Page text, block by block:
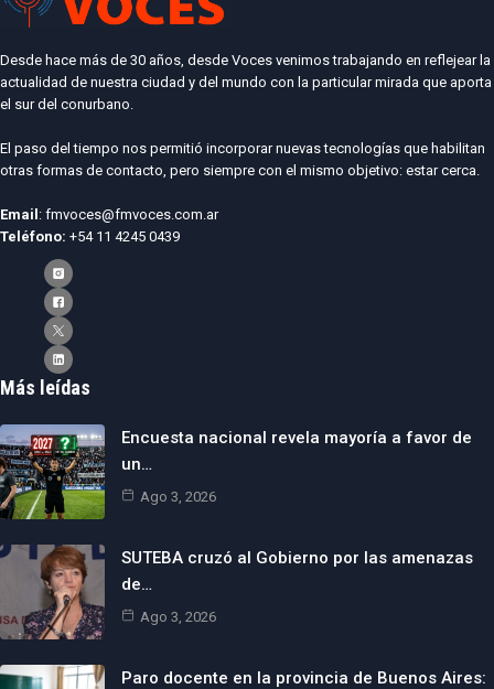
Desde hace más de 30 años, desde Voces venimos trabajando en reflejear la
actualidad de nuestra ciudad y del mundo con la particular mirada que aporta
el sur del conurbano.
El paso del tiempo nos permitió incorporar nuevas tecnologías que habilitan
otras formas de contacto, pero siempre con el mismo objetivo: estar cerca.
Email: fmvoces@fmvoces.com.ar
Teléfono: +54 11 4245 0439
Más leídas
Encuesta nacional revela mayoría a favor de
un…
Ago 3, 2026
SUTEBA cruzó al Gobierno por las amenazas
de…
Ago 3, 2026
Paro docente en la provincia de Buenos Aires: